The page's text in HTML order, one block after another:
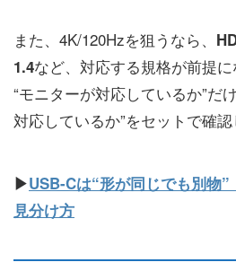
また、4K/120Hzを狙うなら、
1.4など、対応する規格が前提に
“モニターが対応しているか”だ
対応しているか”をセットで確認
▶USB-Cは“形が同じでも別物
見分け方